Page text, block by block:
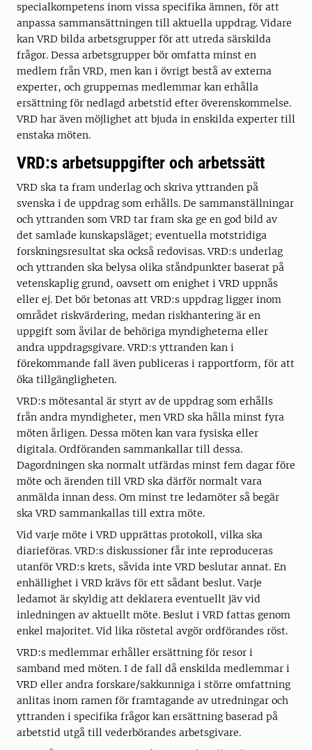
specialkompetens inom vissa specifika ämnen, för att
anpassa sammansättningen till aktuella uppdrag. Vidare
kan VRD bilda arbetsgrupper för att utreda särskilda
frågor. Dessa arbetsgrupper bör omfatta minst en
medlem från VRD, men kan i övrigt bestå av externa
experter, och gruppernas medlemmar kan erhålla
ersättning för nedlagd arbetstid efter överenskommelse.
VRD har även möjlighet att bjuda in enskilda experter till
enstaka möten.
VRD:s arbetsuppgifter och arbetssätt
VRD ska ta fram underlag och skriva yttranden på
svenska i de uppdrag som erhålls. De sammanställningar
och yttranden som VRD tar fram ska ge en god bild av
det samlade kunskapsläget; eventuella motstridiga
forskningsresultat ska också redovisas. VRD:s underlag
och yttranden ska belysa olika ståndpunkter baserat på
vetenskaplig grund, oavsett om enighet i VRD uppnås
eller ej. Det bör betonas att VRD:s uppdrag ligger inom
området riskvärdering, medan riskhantering är en
uppgift som åvilar de behöriga myndigheterna eller
andra uppdragsgivare. VRD:s yttranden kan i
förekommande fall även publiceras i rapportform, för att
öka tillgängligheten.
VRD:s mötesantal är styrt av de uppdrag som erhålls
från andra myndigheter, men VRD ska hålla minst fyra
möten årligen. Dessa möten kan vara fysiska eller
digitala. Ordföranden sammankallar till dessa.
Dagordningen ska normalt utfärdas minst fem dagar före
möte och ärenden till VRD ska därför normalt vara
anmälda innan dess. Om minst tre ledamöter så begär
ska VRD sammankallas till extra möte.
Vid varje möte i VRD upprättas protokoll, vilka ska
diarieföras. VRD:s diskussioner får inte reproduceras
utanför VRD:s krets, såvida inte VRD beslutar annat. En
enhällighet i VRD krävs för ett sådant beslut. Varje
ledamot är skyldig att deklarera eventuellt jäv vid
inledningen av aktuellt möte. Beslut i VRD fattas genom
enkel majoritet. Vid lika röstetal avgör ordförandes röst.
VRD:s medlemmar erhåller ersättning för resor i
samband med möten. I de fall då enskilda medlemmar i
VRD eller andra forskare/sakkunniga i större omfattning
anlitas inom ramen för framtagande av utredningar och
yttranden i specifika frågor kan ersättning baserad på
arbetstid utgå till vederbörandes arbetsgivare.